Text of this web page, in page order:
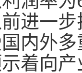
进一
内外
着向